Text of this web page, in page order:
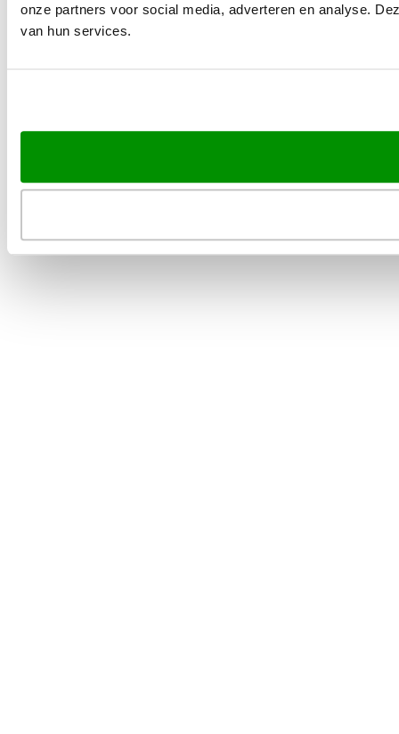
onze partners voor social media, adverteren en analyse.
van hun services.